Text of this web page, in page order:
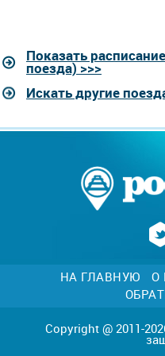
Показать
поезда) >>>
Искать другие
НА ГЛАВНУЮ О
Copyright @ 2011-